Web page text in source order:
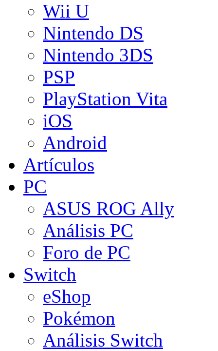
Wii U
Nintendo DS
Nintendo 3DS
PSP
PlayStation Vita
iOS
Android
Artículos
PC
ASUS ROG Ally
Análisis PC
Foro de PC
Switch
eShop
Pokémon
Análisis Switch